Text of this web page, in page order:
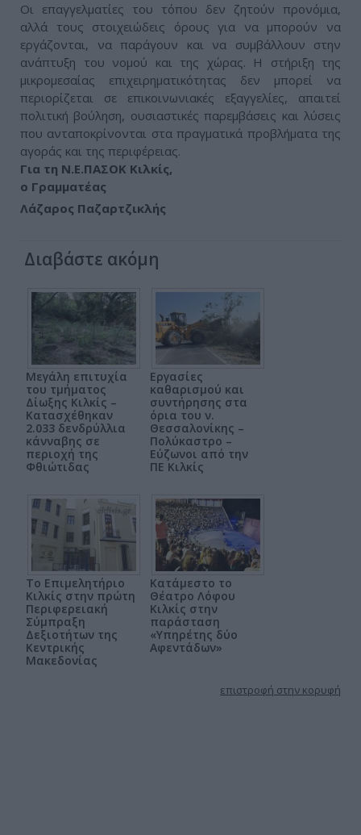
Οι επαγγελματίες του τόπου δεν ζητούν προνόμια,
αλλά τους στοιχειώδεις όρους για να μπορούν να
εργάζονται, να παράγουν και να συμβάλλουν στην
ανάπτυξη του νομού και της χώρας. Η στήριξη της
μικρομεσαίας επιχειρηματικότητας δεν μπορεί να
περιορίζεται σε επικοινωνιακές εξαγγελίες, απαιτεί
πολιτική βούληση, ουσιαστικές παρεμβάσεις και λύσεις
που ανταποκρίνονται στα πραγματικά προβλήματα της
αγοράς και της περιφέρειας.
Για τη Ν.Ε.ΠΑΣΟΚ Κιλκίς,
ο Γραμματέας
Λάζαρος Παζαρτζικλής
Διαβάστε ακόμη
Μεγάλη επιτυχία
του τμήματος
Δίωξης Κιλκίς –
Κατασχέθηκαν
2.033 δενδρύλλια
κάνναβης σε
περιοχή της
Φθιώτιδας
Εργασίες
καθαρισμού και
συντήρησης στα
όρια του ν.
Θεσσαλονίκης –
Πολύκαστρο –
Εύζωνοι από την
ΠΕ Κιλκίς
Το Επιμελητήριο
Κιλκίς στην πρώτη
Περιφερειακή
Σύμπραξη
Δεξιοτήτων της
Κεντρικής
Μακεδονίας
Κατάμεστο το
Θέατρο Λόφου
Κιλκίς στην
παράσταση
«Υπηρέτης δύο
Αφεντάδων»
επιστροφή στην κορυφή